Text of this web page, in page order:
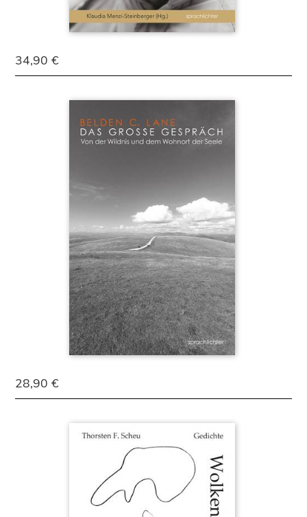
34,90 €
28,90 €